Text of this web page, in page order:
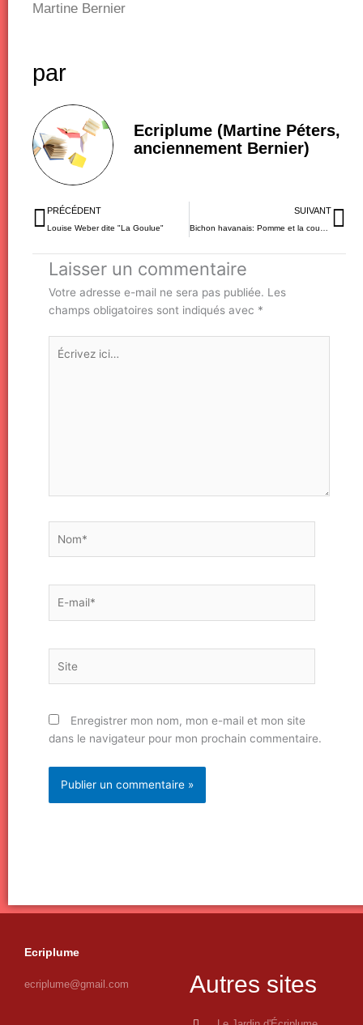
Martine Bernier
par
Ecriplume (Martine Péters,
anciennement Bernier)
Précédent
PRÉCÉDENT
Louise Weber dite "La Goulue"
SUIVANT
Bichon havanais: Pomme et la coupe Spirou
Laisser un commentaire
Votre adresse e-mail ne sera pas publiée. Les
champs obligatoires sont indiqués avec *
Écrivez
ici…
mail*
Enregistrer mon nom, mon e-mail et mon site
dans le navigateur pour mon prochain commentaire.
Ecriplume
ecriplume@gmail.com Autres sites